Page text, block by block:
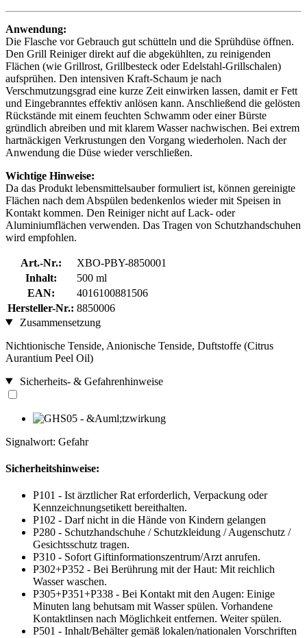
Anwendung:
Die Flasche vor Gebrauch gut schütteln und die Sprühdüse öffnen.
Den Grill Reiniger direkt auf die abgekühlten, zu reinigenden
Flächen (wie Grillrost, Grillbesteck oder Edelstahl-Grillschalen)
aufsprühen. Den intensiven Kraft-Schaum je nach
Verschmutzungsgrad eine kurze Zeit einwirken lassen, damit er Fett
und Eingebranntes effektiv anlösen kann. Anschließend die gelösten
Rückstände mit einem feuchten Schwamm oder einer Bürste
gründlich abreiben und mit klarem Wasser nachwischen. Bei extrem
hartnäckigen Verkrustungen den Vorgang wiederholen. Nach der
Anwendung die Düse wieder verschließen.
Wichtige Hinweise:
Da das Produkt lebensmittelsauber formuliert ist, können gereinigte
Flächen nach dem Abspülen bedenkenlos wieder mit Speisen in
Kontakt kommen. Den Reiniger nicht auf Lack- oder
Aluminiumflächen verwenden. Das Tragen von Schutzhandschuhen
wird empfohlen.
Art.-Nr.:
XBO-PBY-8850001
Inhalt:
500 ml
EAN:
4016100881506
Hersteller-Nr.: 8850006
Zusammensetzung
Nichtionische Tenside, Anionische Tenside, Duftstoffe (Citrus
Aurantium Peel Oil)
Sicherheits- & Gefahrenhinweise
Signalwort: Gefahr
Sicherheitshinweise:
P101 - Ist ärztlicher Rat erforderlich, Verpackung oder
Kennzeichnungsetikett bereithalten.
P102 - Darf nicht in die Hände von Kindern gelangen
P280 - Schutzhandschuhe / Schutzkleidung / Augenschutz /
Gesichtsschutz tragen.
P310 - Sofort Giftinformationszentrum/Arzt anrufen.
P302+P352 - Bei Berührung mit der Haut: Mit reichlich
Wasser waschen.
P305+P351+P338 - Bei Kontakt mit den Augen: Einige
Minuten lang behutsam mit Wasser spülen. Vorhandene
Kontaktlinsen nach Möglichkeit entfernen. Weiter spülen.
P501 - Inhalt/Behälter gemäß lokalen/nationalen Vorschriften